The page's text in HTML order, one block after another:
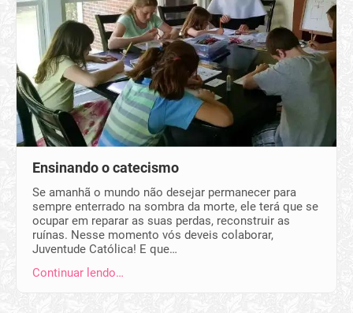
Ensinando o catecismo
Se amanhã o mundo não desejar permanecer para
sempre enterrado na sombra da morte, ele terá que se
ocupar em reparar as suas perdas, reconstruir as
ruínas. Nesse momento vós deveis colaborar,
Juventude Católica! E que…
Continuar lendo…